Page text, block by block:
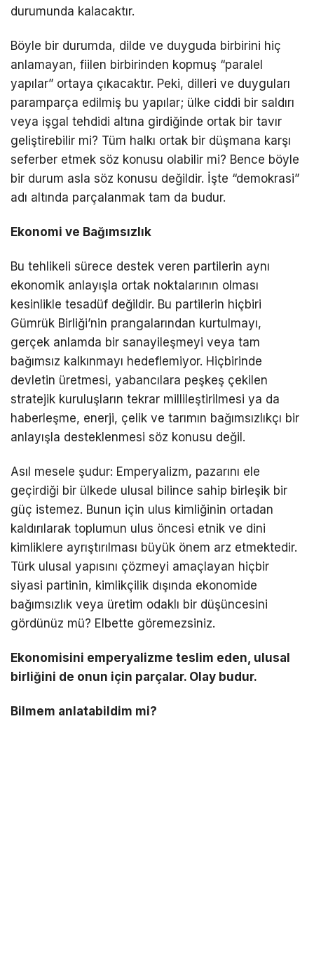
durumunda kalacaktır.
Böyle bir durumda, dilde ve duyguda birbirini hiç
anlamayan, fiilen birbirinden kopmuş “paralel
yapılar” ortaya çıkacaktır. Peki, dilleri ve duyguları
paramparça edilmiş bu yapılar; ülke ciddi bir saldırı
veya işgal tehdidi altına girdiğinde ortak bir tavır
geliştirebilir mi? Tüm halkı ortak bir düşmana karşı
seferber etmek söz konusu olabilir mi? Bence böyle
bir durum asla söz konusu değildir. İşte “demokrasi”
adı altında parçalanmak tam da budur.
Ekonomi ve Bağımsızlık
Bu tehlikeli sürece destek veren partilerin aynı
ekonomik anlayışla ortak noktalarının olması
kesinlikle tesadüf değildir. Bu partilerin hiçbiri
Gümrük Birliği’nin prangalarından kurtulmayı,
gerçek anlamda bir sanayileşmeyi veya tam
bağımsız kalkınmayı hedeflemiyor. Hiçbirinde
devletin üretmesi, yabancılara peşkeş çekilen
stratejik kuruluşların tekrar millileştirilmesi ya da
haberleşme, enerji, çelik ve tarımın bağımsızlıkçı bir
anlayışla desteklenmesi söz konusu değil.
Asıl mesele şudur: Emperyalizm, pazarını ele
geçirdiği bir ülkede ulusal bilince sahip birleşik bir
güç istemez. Bunun için ulus kimliğinin ortadan
kaldırılarak toplumun ulus öncesi etnik ve dini
kimliklere ayrıştırılması büyük önem arz etmektedir.
Türk ulusal yapısını çözmeyi amaçlayan hiçbir
siyasi partinin, kimlikçilik dışında ekonomide
bağımsızlık veya üretim odaklı bir düşüncesini
gördünüz mü? Elbette göremezsiniz.
Ekonomisini emperyalizme teslim eden, ulusal
birliğini de onun için parçalar. Olay budur.
Bilmem anlatabildim mi?